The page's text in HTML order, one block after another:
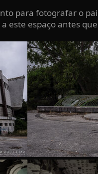
para fotografar o
este espaço antes